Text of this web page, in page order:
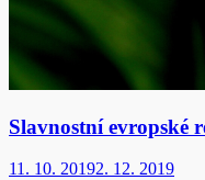
Slavnostní evropské
11. 10. 20192. 12. 2019